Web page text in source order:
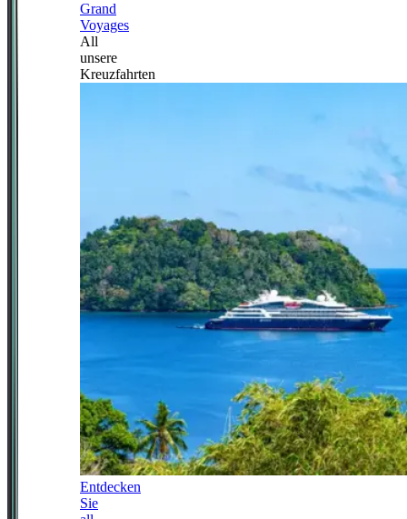
Grand
Voyages
All
unsere
Kreuzfahrten
Entdecken
Sie